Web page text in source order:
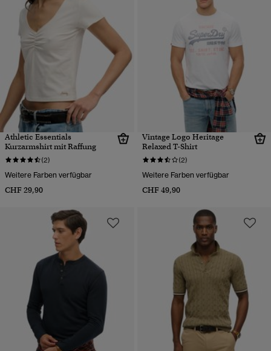
Athletic Essentials
Kurzarmshirt mit Raffung
(2)
Weitere Farben verfügbar
CHF 29,90
Vintage Logo Heritage
Relaxed T-Shirt
(2)
Weitere Farben verfügbar
CHF 49,90